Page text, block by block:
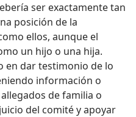
ser exactamente tan
posición de la
ellos, aunque el
un hijo o una hija.
en dar testimonio de lo
información o
de familia o
del comité y apoyar